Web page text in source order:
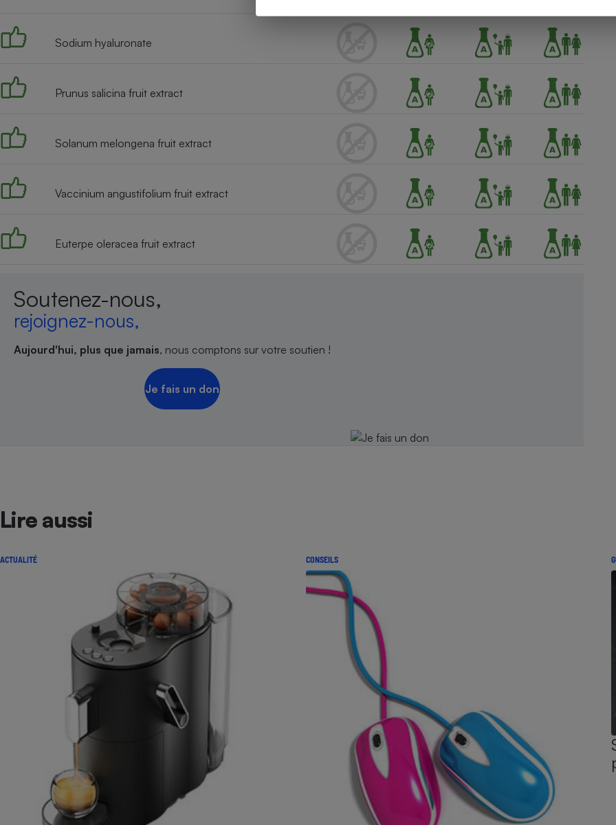
Sodium hyaluronate
Prunus salicina fruit extract
Solanum melongena fruit extract
Vaccinium angustifolium fruit extract
Euterpe oleracea fruit extract
Soutenez-nous,
rejoignez-nous,
Aujourd'hui, plus que jamais, nous comptons sur votre soutien !
Je fais un don
Lire aussi
ACTUALITÉ CONSEILS